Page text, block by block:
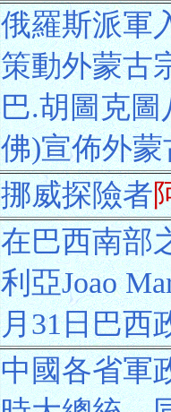
俄羅斯派軍
策動外蒙古
巴.胡圖克圖
佛)宣佈外
挪威探險者
在巴西南部
利亞Joao
月31日巴西
中國各省軍